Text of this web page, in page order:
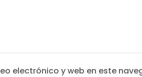
electrónico y web en este